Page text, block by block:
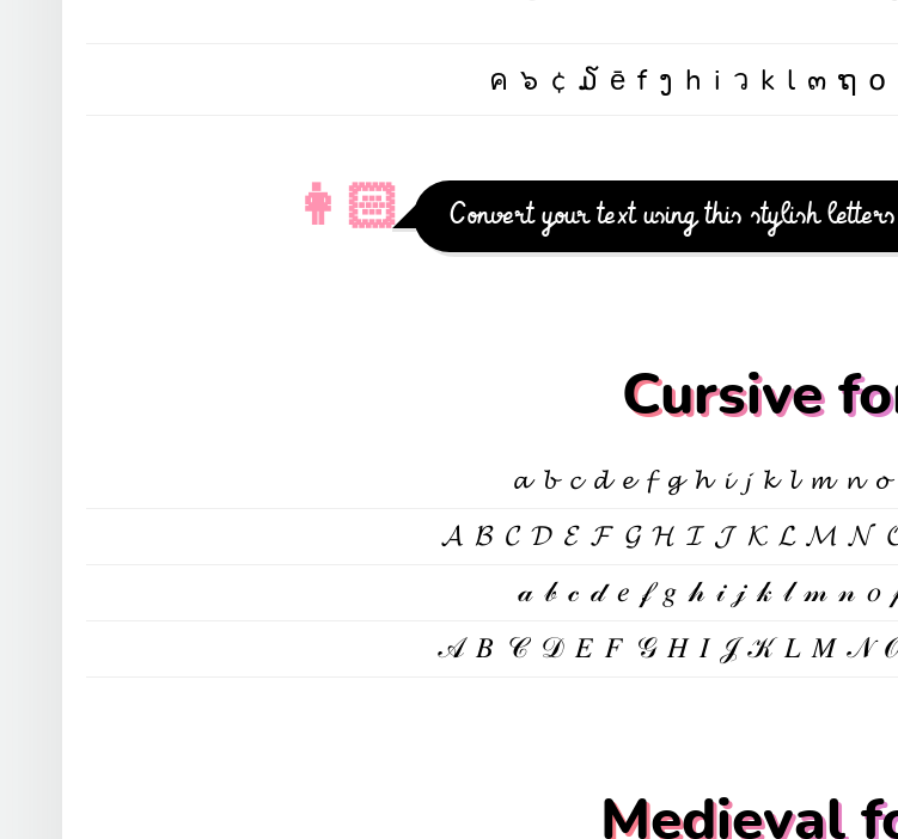
ค๖¢໓ēfງhiวkl๓ຖ໐
👩🏻 Convert your text using this stylish
Cursive
Medieval